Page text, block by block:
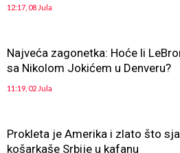
12:17, 08 Jula
Najveća zagonetka: Hoće li
sa Nikolom Jokićem u Denveru?
11:19, 02 Jula
Prokleta je Amerika i zlato što
košarkaše Srbije u kafanu